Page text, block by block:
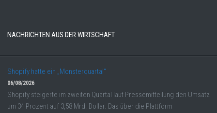
NACHRICHTEN AUS DER WIRTSCHAFT
Shopify hatte ein „Monsterquartal“
06/08/2026
Shopify steigerte im zweiten Quartal laut Pressemitteilung den Umsatz
um 34 Prozent auf 3,58 Mrd. Dollar. Das über die Plattform